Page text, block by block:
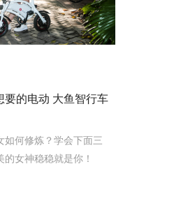
要的电动 大鱼智行车
如何修炼？学会下面三
女神稳稳就是你！